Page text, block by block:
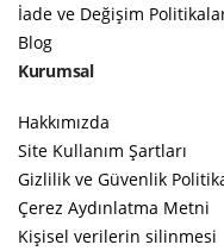
İade ve Değişim
Blog
Kurumsal
Hakkımızda
Site Kullanım Şartları
Gizlilik ve Güvenlik
Çerez Aydınlatma Metni
Kişisel verilerin silinmesi